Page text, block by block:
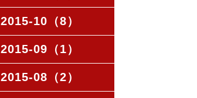
2015-10（8）
2015-09（1）
2015-08（2）